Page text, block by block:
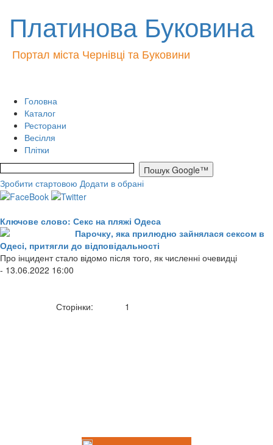
Платинова Буковина
Портал міста Чернівці та Буковини
Головна
Каталог
Ресторани
Весілля
Плітки
Зробити стартовою Додати в обрані
Ключове слово: Секс на пляжі Одеса
Парочку, яка прилюдно зайнялася сексом в
Одесі, притягли до відповідальності
Про інцидент стало відомо після того, як численні очевидці
- 13.06.2022 16:00
Сторінки: 1